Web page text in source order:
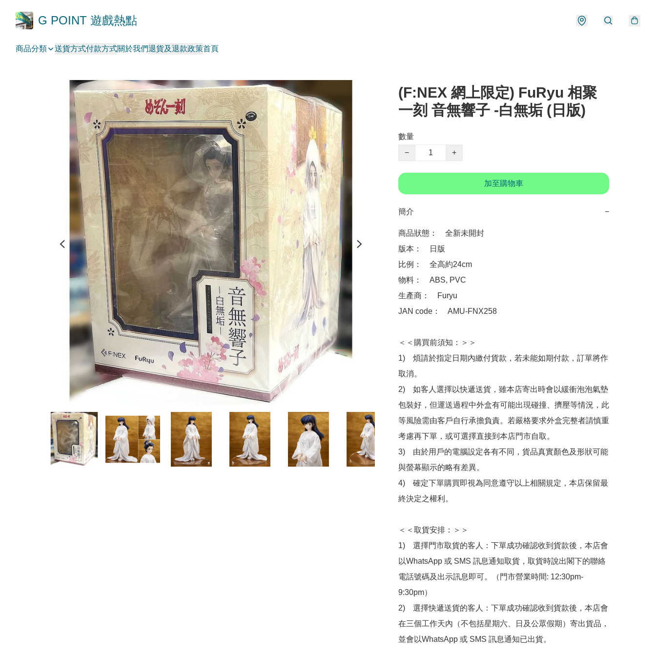
G POINT 遊戲熱點
商品分類 送貨方式付款方式關於我們退貨及退款政策首頁
(F:NEX 網上限定) FuRyu 相聚
一刻 音無響子 -白無垢 (日版)
數量
−
+
加至購物車
簡介 −
商品狀態：　全新未開封
版本：　日版
比例：　全高約24cm
物料：　ABS, PVC
生產商：　Furyu
JAN code：　AMU-FNX258
＜＜購買前須知：＞＞
1)　煩請於指定日期內繳付貨款，若未能如期付款，訂單將作
取消。
2)　如客人選擇以快遞送貨，雖本店寄出時會以緩衝泡泡氣墊
包裝好，但運送過程中外盒有可能出現碰撞、擠壓等情況，此
等風險需由客戶自行承擔負責。若嚴格要求外盒完整者請慎重
考慮再下單，或可選擇直接到本店門市自取。
3)　由於用戶的電腦設定各有不同，貨品真實顏色及形狀可能
與螢幕顯示的略有差異。
4)　確定下單購買即視為同意遵守以上相關規定，本店保留最
終決定之權利。
＜＜取貨安排：＞＞
1)　選擇門市取貨的客人：下單成功確認收到貨款後，本店會
以WhatsApp 或 SMS 訊息通知取貨，取貨時說出閣下的聯絡
電話號碼及出示訊息即可。（門市營業時間: 12:30pm-
9:30pm）
2)　選擇快遞送貨的客人：下單成功確認收到貨款後，本店會
在三個工作天內（不包括星期六、日及公眾假期）寄出貨品，
並會以WhatsApp 或 SMS 訊息通知已出貨。